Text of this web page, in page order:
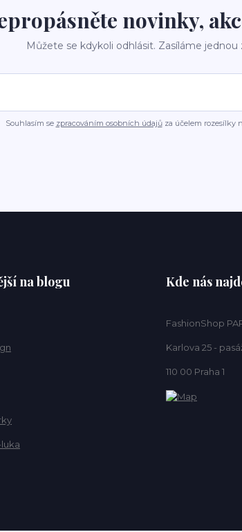
novinky,
Můžete se kdykoli odhlásit. Zasíláme jednou
Souhlasím se zpracováním osobních údajůza účelem rozesílky
na blogu Kde nás
FashionShop
Karlova 25 -
110 00 Praha 1